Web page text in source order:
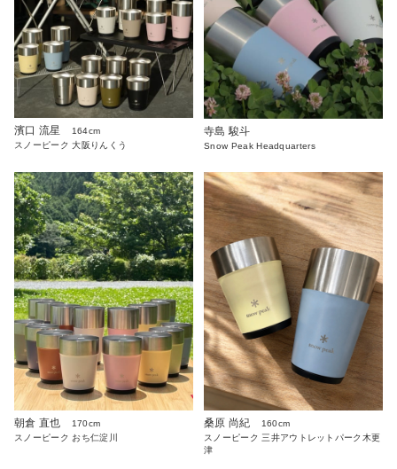
濱口 流星
164cm
スノーピーク 大阪りんくう
寺島 駿斗
Snow Peak Headquarters
朝倉 直也
170cm
スノーピーク おち仁淀川
桑原 尚紀
160cm
スノーピーク 三井アウトレットパーク木更
津